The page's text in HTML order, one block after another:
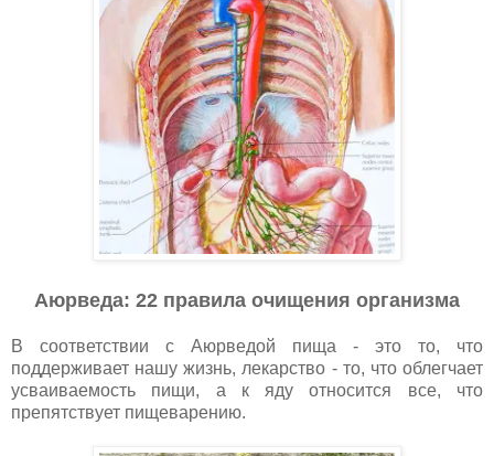
Аюрведа: 22 правила очищения организма
В соответствии с Аюрведой пища - это то, что
поддерживает нашу жизнь, лекарство - то, что облегчает
усваиваемость пищи, а к яду относится все, что
препятствует пищеварению.